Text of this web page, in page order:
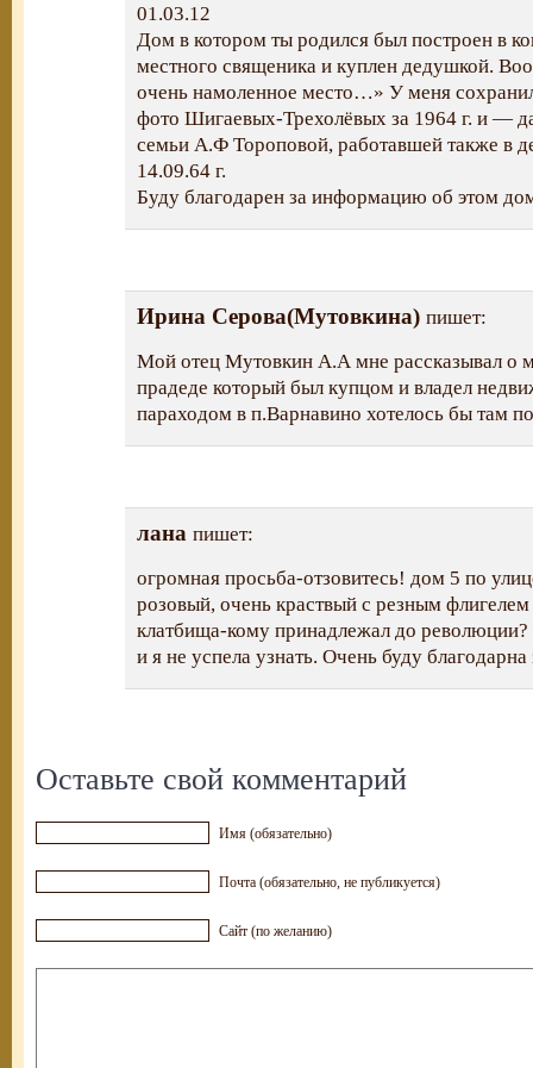
01.03.12
Дом в котором ты родился был построен в
местного священика и куплен дедушкой.
очень намоленное место…» У меня
фото Шигаевых-Трехолёвых за 1964 г. и —
семьи А.Ф Тороповой, работавшей также в
14.09.64 г.
Буду благодарен за информацию об этом
Ирина Серова(Мутовкина) пишет:
Мой отец Мутовкин А.А мне рассказывал о
прадеде который был купцом и владел
параходом в п.Варнавино хотелось бы там
лана пишет:
огромная просьба-отзовитесь! дом 5 по
розовый, очень краствый с резным флигелем
клатбища-кому принадлежал до
и я не успела узнать. Очень буду благодарна
Оставьте свой комментарий
Имя (обязательно)
Почта (обязательно, не публикуется)
Сайт (по желанию)